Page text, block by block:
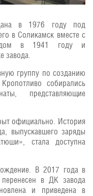
в 1976 году под
в Соликамск вместе с
в 1941 году и
завода.
группу по созданию
собирались
представляющие
официально. История
выпускавшего заряды
стала доступна
В 2017 года в
в ДК завода
и приведена в